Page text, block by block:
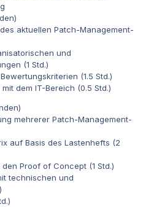
aktuellen Patch-Management-
und
(1 Std.)
(1.5 Std.)
dem IT-Bereich (0.5 Std.)
mehrerer Patch-Management-
auf Basis des Lastenhefts (2
Proof of Concept (1 Std.)
technischen und